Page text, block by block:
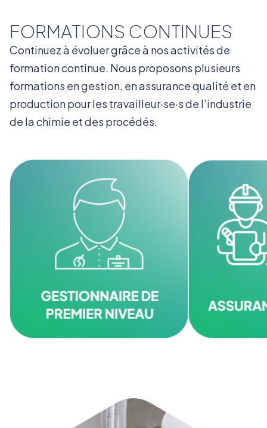
FORMATIONS CONTINUES
Continuez à évoluer grâce à nos activités de
formation continue. Nous proposons plusieurs
formations en gestion, en assurance qualité et en
production pour les travailleur·se·s de l’industrie
de la chimie et des procédés.